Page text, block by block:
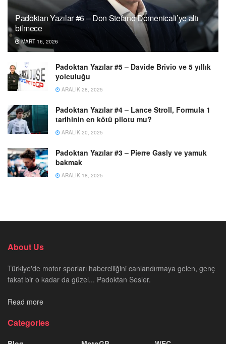
Padoktan Yazılar #6 – Don Stefano Domenicali’ye altı
bilmece
MART 16, 2026
Padoktan Yazılar #5 – Davide Brivio ve 5 yıllık
yolculuğu
ARALIK 28, 2025
Padoktan Yazılar #4 – Lance Stroll, Formula 1
tarihinin en kötü pilotu mu?
ARALIK 20, 2025
Padoktan Yazılar #3 – Pierre Gasly ve yamuk
bakmak
ARALIK 18, 2025
About Us
Türkiye'de motor sporları haberciliğini canlandırmaya gelen, genç
fakat bir o kadar da güzel... Padoktan Sesler.
Read more
Categories